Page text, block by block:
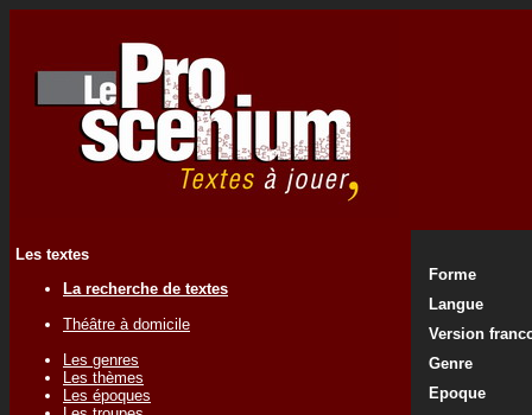
Les textes
La recherche de textes
Théâtre à domicile
Les genres
Les thèmes
Les époques
Forme
Langue
Version
Genre
Epoque